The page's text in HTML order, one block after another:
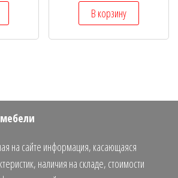
В корзину
на сайте информация, касающаяся
наличия на складе, стоимости